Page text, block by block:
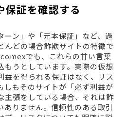
保証を確認する
ーン」や「元本保証」など、過
んどの場合詐欺サイトの特徴で
でも、これらの甘い言葉
もうとしています。実際の仮想
益を得られる保証はなく、リス
しもそのサイトが「必ず利益が
主張をしている場合、それは詐
ありません。信頼性のある取引